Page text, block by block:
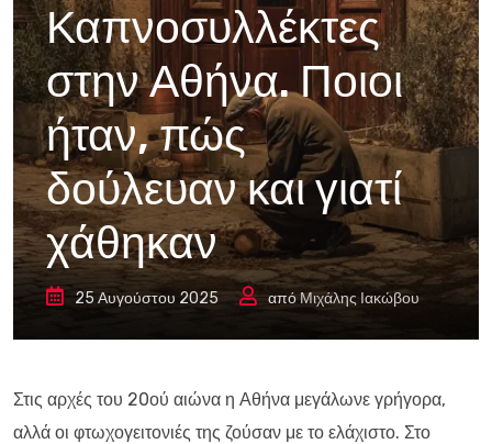
Καπνοσυλλέκτες
στην Αθήνα. Ποιοι
ήταν, πώς
δούλευαν και γιατί
χάθηκαν
25 Αυγούστου 2025 απόΜιχάλης Ιακώβου
Στις αρχές του 20ού αιώνα η Αθήνα μεγάλωνε γρήγορα,
αλλά οι φτωχογειτονιές της ζούσαν με το ελάχιστο. Στο